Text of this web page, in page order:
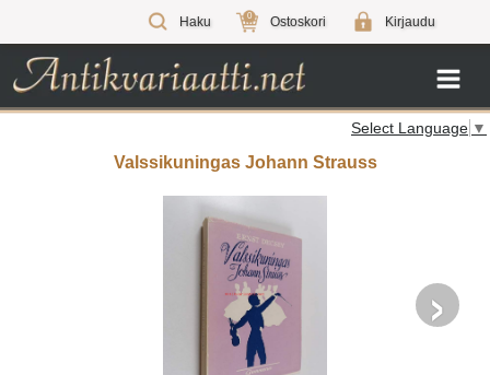
Haku 0 Ostoskori Kirjaudu
Select Language ▼
Valssikuningas Johann Strauss
›